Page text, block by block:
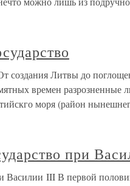
создания Литвы до
времен разрозненные
моря (район
при
Василии III В первой